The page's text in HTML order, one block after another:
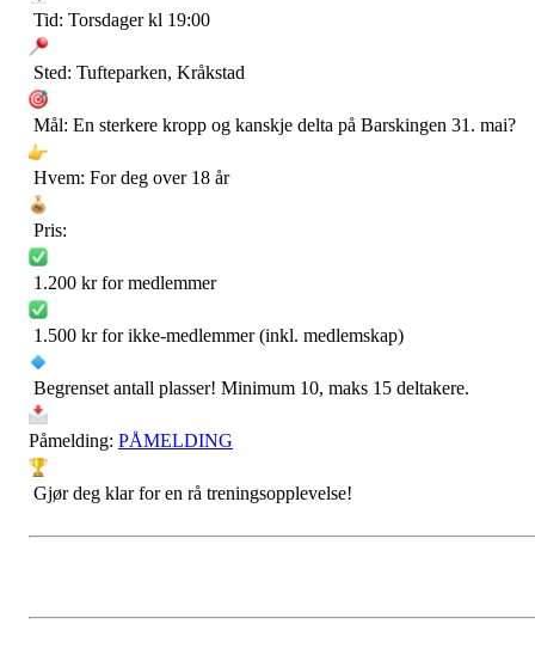
Tid: Torsdager kl 19:00
Sted: Tufteparken, Kråkstad
Mål: En sterkere kropp og kanskje delta på Barskingen 31. mai?
Hvem: For deg over 18 år
Pris:
1.200 kr for medlemmer
1.500 kr for ikke-medlemmer (inkl. medlemskap)
Begrenset antall plasser! Minimum 10, maks 15 deltakere.
Påmelding: PÅMELDING
Gjør deg klar for en rå treningsopplevelse!